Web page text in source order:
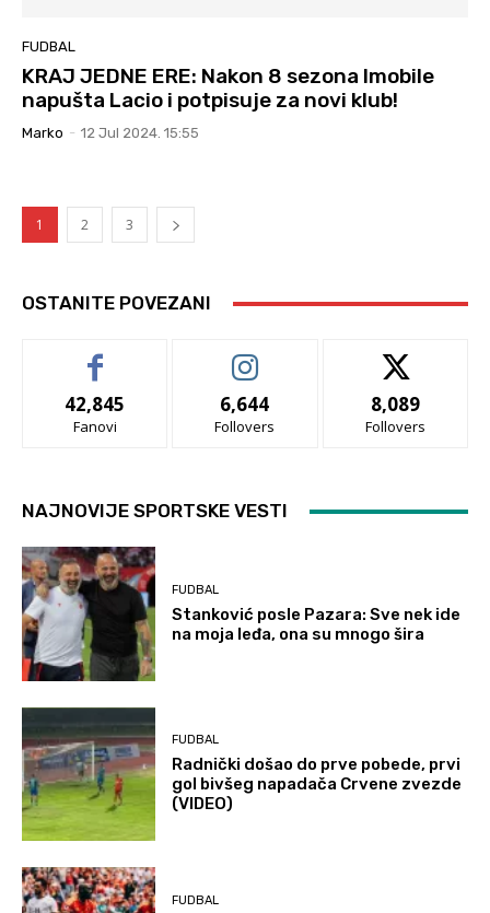
FUDBAL
KRAJ JEDNE ERE: Nakon 8 sezona Imobile
napušta Lacio i potpisuje za novi klub!
Marko - 12 Jul 2024. 15:55
1 2 3
OSTANITE POVEZANI
42,845
Fanovi
6,644
Follovers
8,089
Follovers
NAJNOVIJE SPORTSKE VESTI
FUDBAL
Stanković posle Pazara: Sve nek ide
na moja leđa, ona su mnogo šira
FUDBAL
Radnički došao do prve pobede, prvi
gol bivšeg napadača Crvene zvezde
(VIDEO)
FUDBAL